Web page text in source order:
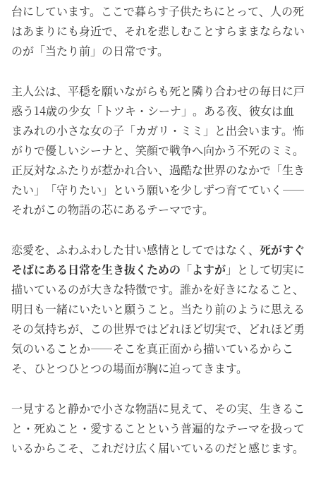
台にしています。ここで暮らす子供たちにとって、人の死
はあまりにも身近で、それを悲しむことすらままならない
のが「当たり前」の日常です。
主人公は、平穏を願いながらも死と隣り合わせの毎日に戸
惑う14歳の少女「トツキ・シーナ」。ある夜、彼女は血
まみれの小さな女の子「カガリ・ミミ」と出会います。怖
がりで優しいシーナと、笑顔で戦争へ向かう不死のミミ。
正反対なふたりが惹かれ合い、過酷な世界のなかで「生き
たい」「守りたい」という願いを少しずつ育てていく——
それがこの物語の芯にあるテーマです。
恋愛を、ふわふわした甘い感情としてではなく、 死がすぐ
そばにある日常を生き抜くための「よすが」 として切実に
描いているのが大きな特徴です。誰かを好きになること、
明日も一緒にいたいと願うこと。当たり前のように思える
その気持ちが、この世界ではどれほど切実で、どれほど勇
気のいることか——そこを真正面から描いているからこ
そ、ひとつひとつの場面が胸に迫ってきます。
一見すると静かで小さな物語に見えて、その実、生きるこ
と・死ぬこと・愛することという普遍的なテーマを扱って
いるからこそ、これだけ広く届いているのだと感じます。